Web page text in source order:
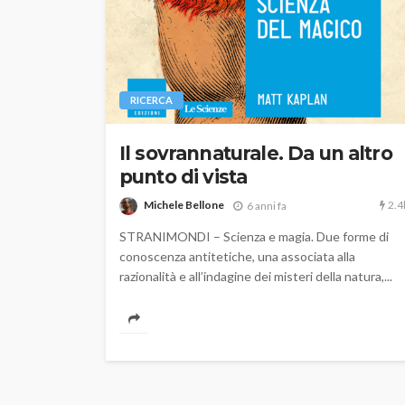
RICERCA
Il sovrannaturale. Da un altro
punto di vista
Michele Bellone 6 anni fa
STRANIMONDI – Scienza e magia. Due forme di
conoscenza antitetiche, una associata alla
razionalità e all’indagine dei misteri della natura,...